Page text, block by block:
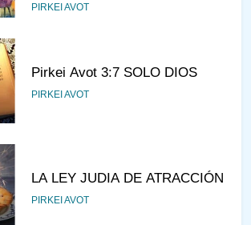
PIRKEI AVOT
Pirkei Avot 3:7 SOLO DIOS
PIRKEI AVOT
LA LEY JUDIA DE ATRACCIÓN
PIRKEI AVOT